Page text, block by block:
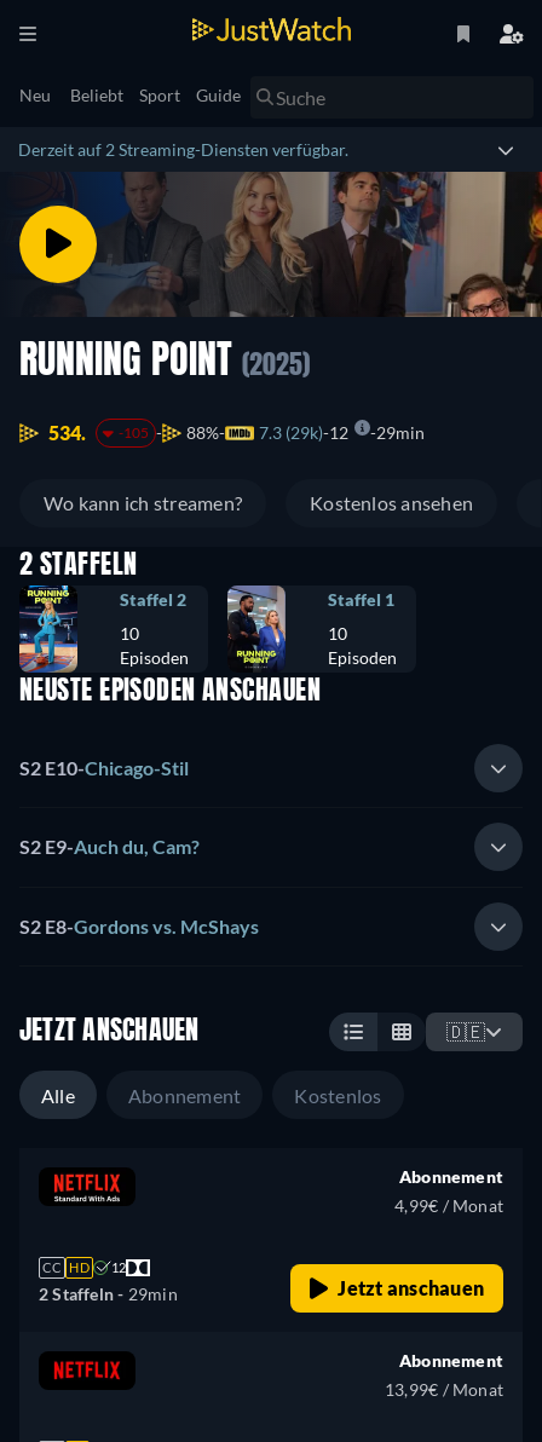
Neu Beliebt Sport Guide
Derzeit auf 2 Streaming-Diensten verfügbar.
RUNNING POINT (2025)
534. -105 88% 7.3 (29k) 12 29min
Wo kann ich streamen? Kostenlos ansehen
2 STAFFELN
Staffel 2
10
Episoden
Staffel 1
10
Episoden
NEUSTE EPISODEN ANSCHAUEN
S2 E10-Chicago-Stil
S2 E9-Auch du, Cam?
S2 E8-Gordons vs. McShays
JETZT ANSCHAUEN 🇩🇪
Alle Abonnement Kostenlos
CC HD 12
2 Staffeln - 29min
Abonnement
4,99€ / Monat
Jetzt anschauen
Abonnement
13,99€ / Monat